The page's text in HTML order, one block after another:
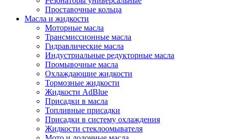
Проставочные кольца
Масла и жидкости
Моторные масла
Трансмиссионные масла
Гидравлические масла
Индустриальные редукторные масла
Промывочные масла
Охлаждающие жидкости
Тормозные жидкости
Жидкости AdBlue
Присадки в масла
Топливные присадки
Присадки в систему охлаждения
Жидкости стеклоомывателя